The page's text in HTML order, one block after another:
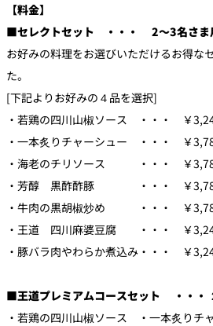
【料金】
■セレクトセット ・・・ 2～3名さま
お好みの料理をお選びいただけるお得な
た。
[下記よりお好みの４品を選択]
・若鶏の四川山椒ソース ・・・ ￥
・一本炙りチャーシュー ・・・ ￥
・海老のチリソース ・・・ ￥
・芳醇 黒酢酢豚 ・・・ ￥
・牛肉の黒胡椒炒め ・・・ ￥
・王道 四川麻婆豆腐 ・・・ ￥
・豚バラ肉やわらか煮込み・・・ ￥
■王道プレミアムコースセット ・・・
・若鶏の四川山椒ソース ・一本炙りチ